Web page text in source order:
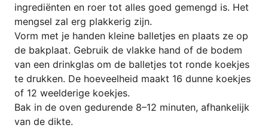
ingre­diën­ten en roer tot alles goed gemengd is. Het
meng­sel zal erg plak­ke­rig zijn.
Vorm met je han­den klei­ne bal­let­jes en pla­ats ze op
de bak­pla­at. Gebruik de vlak­ke hand of de bodem
van een drink­glas om de bal­let­jes tot ron­de koek­jes
te druk­ken. De hoe­ve­el­heid maakt 16 dun­ne koek­jes
of 12 weel­de­ri­ge koekjes.
Bak in de oven gedu­ren­de 8–12 minu­ten, afhan­ke­li­jk
van de dikte.